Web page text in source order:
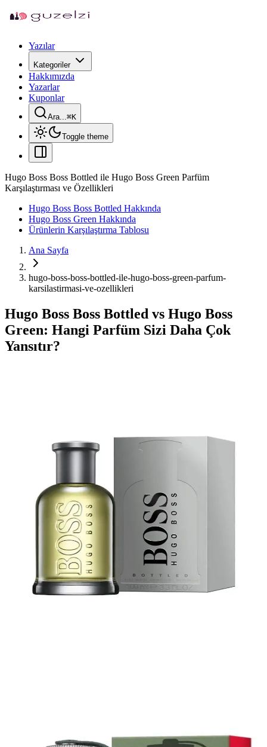
Yazılar
Kategoriler
Hakkımızda
Yazarlar
Kuponlar
Ara...⌘K
Toggle theme
Hugo Boss Boss Bottled ile Hugo Boss Green Parfüm
Karşılaştırması ve Özellikleri
Hugo Boss Boss Bottled Hakkında
Hugo Boss Green Hakkında
Ürünlerin Karşılaştırma Tablosu
Ana Sayfa
hugo-boss-boss-bottled-ile-hugo-boss-green-parfum-
karsilastirmasi-ve-ozellikleri
Hugo Boss Boss Bottled vs Hugo Boss
Green: Hangi Parfüm Sizi Daha Çok
Yansıtır?